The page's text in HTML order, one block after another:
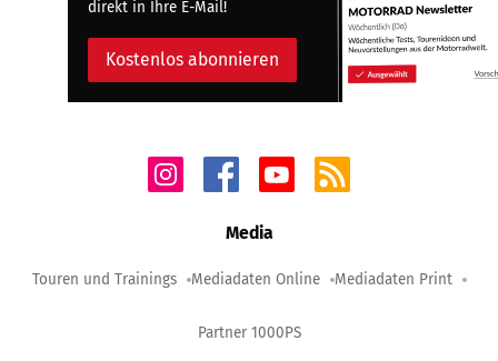
direkt in Ihre E-Mail!
Kostenlos abonnieren
Media
Touren und Trainings Mediadaten Online Mediadaten Print
Partner 1000PS